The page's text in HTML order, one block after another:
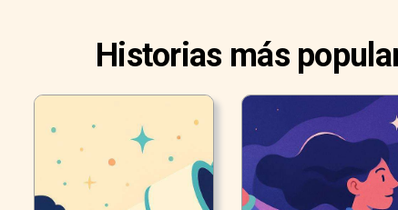
Historias más